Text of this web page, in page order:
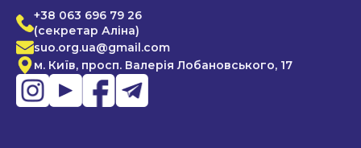
+38 063 696 79 26
(секретар Аліна)
suo.org.ua@gmail.com
м. Київ, просп. Валерія Лобановського, 17